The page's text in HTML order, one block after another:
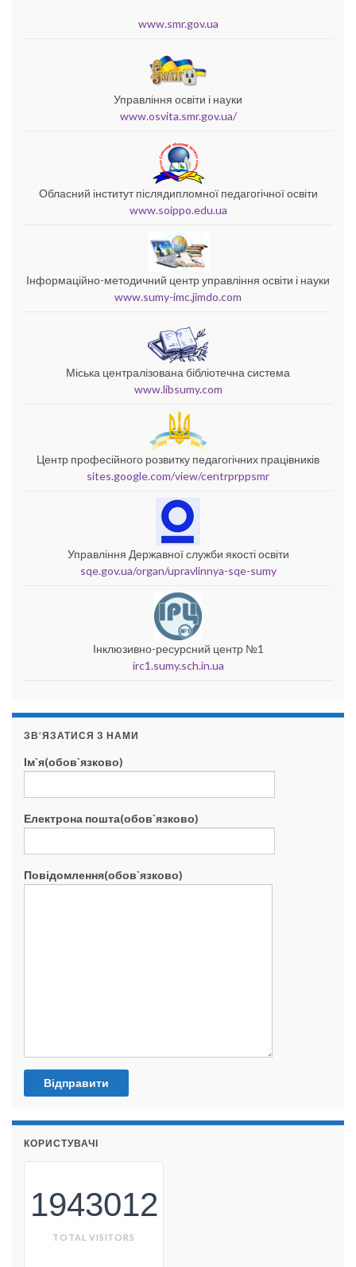
www.smr.gov.ua
Управління освіти і науки
www.osvita.smr.gov.ua/
Обласний інститут післядипломної педагогічної освіти
www.soippo.edu.ua
Інформаційно-методичний центр управління освіти і науки
www.sumy-imc.jimdo.com
Міська централізована бібліотечна система
www.libsumy.com
Центр професійного розвитку педагогічних працівників
sites.google.com/view/centrprppsmr
Управління Державної служби якості освіти
sqe.gov.ua/organ/upravlinnya-sqe-sumy
Інклюзивно-ресурсний центр №1
irc1.sumy.sch.in.ua
ЗВ’ЯЗАТИСЯ З НАМИ
Ім`я(обов`язково)
Електрона пошта(обов`язково)
Повідомлення(обов`язково)
КОРИСТУВАЧІ
1943012
TOTAL VISITORS